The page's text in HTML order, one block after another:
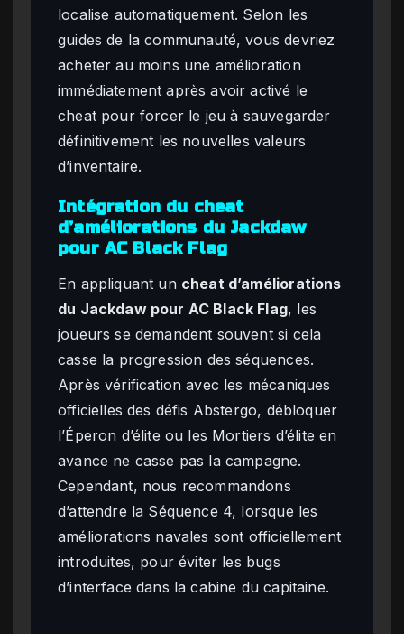
localise automatiquement. Selon les
guides de la communauté, vous devriez
acheter au moins une amélioration
immédiatement après avoir activé le
cheat pour forcer le jeu à sauvegarder
définitivement les nouvelles valeurs
d’inventaire.
Intégration du cheat
d’améliorations du Jackdaw
pour AC Black Flag
En appliquant un cheat d’améliorations
du Jackdaw pour AC Black Flag, les
joueurs se demandent souvent si cela
casse la progression des séquences.
Après vérification avec les mécaniques
officielles des défis Abstergo, débloquer
l’Éperon d’élite ou les Mortiers d’élite en
avance ne casse pas la campagne.
Cependant, nous recommandons
d’attendre la Séquence 4, lorsque les
améliorations navales sont officiellement
introduites, pour éviter les bugs
d’interface dans la cabine du capitaine.